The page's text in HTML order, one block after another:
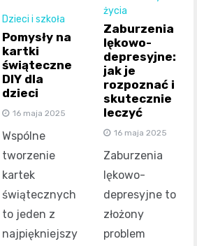
Dzieci i szkoła
Pomysły na
kartki
świąteczne
DIY dla
dzieci
16 maja 2025
Wspólne
tworzenie
kartek
świątecznych
to jeden z
najpiękniejszy
życia
Zaburzenia
lękowo-
depresyjne:
jak je
rozpoznać i
skutecznie
leczyć
16 maja 2025
Zaburzenia
lękowo-
depresyjne to
złożony
problem